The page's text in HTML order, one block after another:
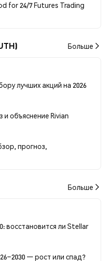
for 24/7 Futures Trading
Больше
лучших акций на 2026
и объяснение Rivian
прогноз,
Больше
восстановится ли Stellar
— рост или спад?